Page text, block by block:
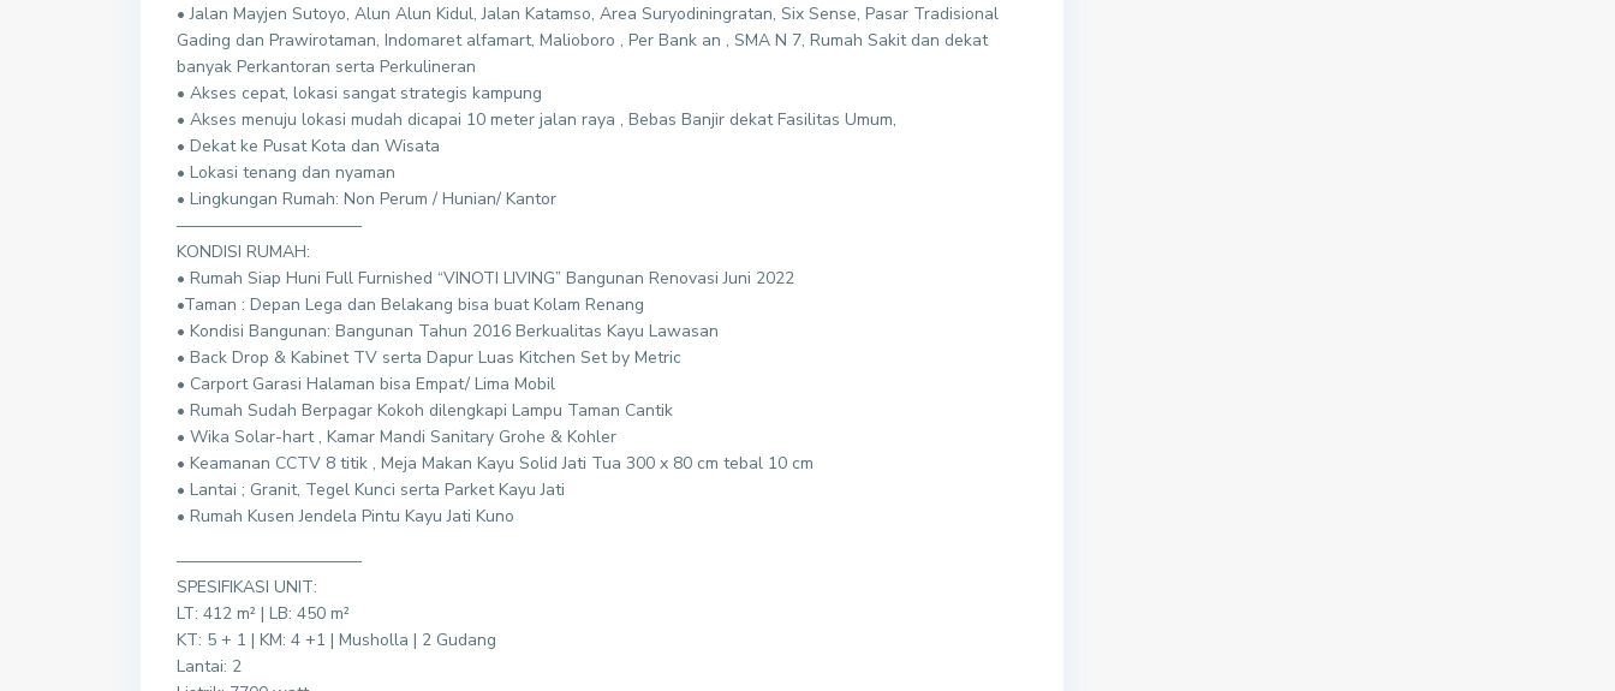
• Jalan Mayjen Sutoyo, Alun Alun Kidul, Jalan Katamso, Area Suryodiningratan, Six Sense, Pasar Tradisional
Gading dan Prawirotaman, Indomaret alfamart, Malioboro , Per Bank an , SMA N 7, Rumah Sakit dan dekat
banyak Perkantoran serta Perkulineran
• Akses cepat, lokasi sangat strategis kampung
• Akses menuju lokasi mudah dicapai 10 meter jalan raya , Bebas Banjir dekat Fasilitas Umum,
• Dekat ke Pusat Kota dan Wisata
• Lokasi tenang dan nyaman
• Lingkungan Rumah: Non Perum / Hunian/ Kantor
———————————
KONDISI RUMAH:
• Rumah Siap Huni Full Furnished “VINOTI LIVING” Bangunan Renovasi Juni 2022
•Taman : Depan Lega dan Belakang bisa buat Kolam Renang
• Kondisi Bangunan: Bangunan Tahun 2016 Berkualitas Kayu Lawasan
• Back Drop & Kabinet TV serta Dapur Luas Kitchen Set by Metric
• Carport Garasi Halaman bisa Empat/ Lima Mobil
• Rumah Sudah Berpagar Kokoh dilengkapi Lampu Taman Cantik
• Wika Solar-hart , Kamar Mandi Sanitary Grohe & Kohler
• Keamanan CCTV 8 titik , Meja Makan Kayu Solid Jati Tua 300 x 80 cm tebal 10 cm
• Lantai ; Granit, Tegel Kunci serta Parket Kayu Jati
• Rumah Kusen Jendela Pintu Kayu Jati Kuno
———————————
SPESIFIKASI UNIT:
LT: 412 m² | LB: 450 m²
KT: 5 + 1 | KM: 4 +1 | Musholla | 2 Gudang
Lantai: 2